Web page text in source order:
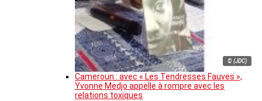
© (JDC)
Cameroun : avec « Les Tendresses Fauves »,
Yvonne Medjo appelle à rompre avec les
relations toxiques